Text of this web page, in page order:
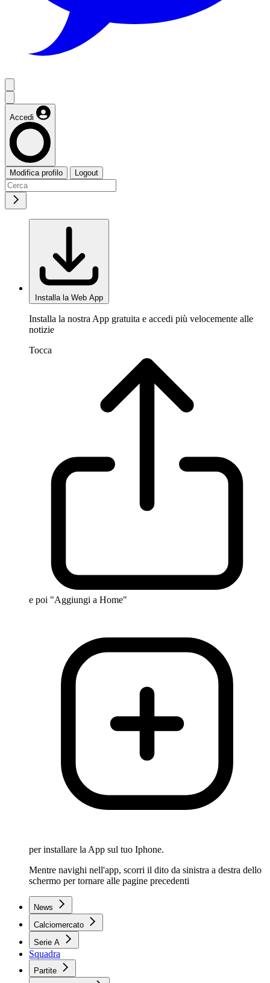
Accedi
Modifica profilo Logout
Installa la Web App
Installa la nostra App gratuita e accedi più velocemente alle
notizie
Tocca
e poi "Aggiungi a Home"
per installare la App sul tuo Iphone.
Mentre navighi nell'app, scorri il dito da sinistra a destra dello
schermo per tornare alle pagine precedenti
News
Calciomercato
Serie A
Squadra
Partite